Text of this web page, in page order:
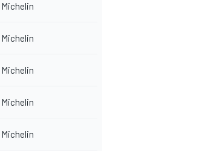
Michelin
Michelin
Michelin
Michelin
Michelin